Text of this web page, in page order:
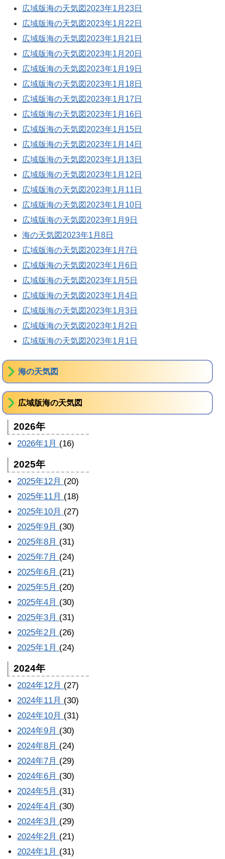
広域版海の天気図2023年1月23日
広域版海の天気図2023年1月22日
広域版海の天気図2023年1月21日
広域版海の天気図2023年1月20日
広域版海の天気図2023年1月19日
広域版海の天気図2023年1月18日
広域版海の天気図2023年1月17日
広域版海の天気図2023年1月16日
広域版海の天気図2023年1月15日
広域版海の天気図2023年1月14日
広域版海の天気図2023年1月13日
広域版海の天気図2023年1月12日
広域版海の天気図2023年1月11日
広域版海の天気図2023年1月10日
広域版海の天気図2023年1月9日
海の天気図2023年1月8日
広域版海の天気図2023年1月7日
広域版海の天気図2023年1月6日
広域版海の天気図2023年1月5日
広域版海の天気図2023年1月4日
広域版海の天気図2023年1月3日
広域版海の天気図2023年1月2日
広域版海の天気図2023年1月1日
海の天気図
広域版海の天気図
2026年
2026年1月 (16)
2025年
2025年12月 (20)
2025年11月 (18)
2025年10月 (27)
2025年9月 (30)
2025年8月 (31)
2025年7月 (24)
2025年6月 (21)
2025年5月 (20)
2025年4月 (30)
2025年3月 (31)
2025年2月 (26)
2025年1月 (24)
2024年
2024年12月 (27)
2024年11月 (30)
2024年10月 (31)
2024年9月 (30)
2024年8月 (24)
2024年7月 (29)
2024年6月 (30)
2024年5月 (31)
2024年4月 (30)
2024年3月 (29)
2024年2月 (21)
2024年1月 (31)